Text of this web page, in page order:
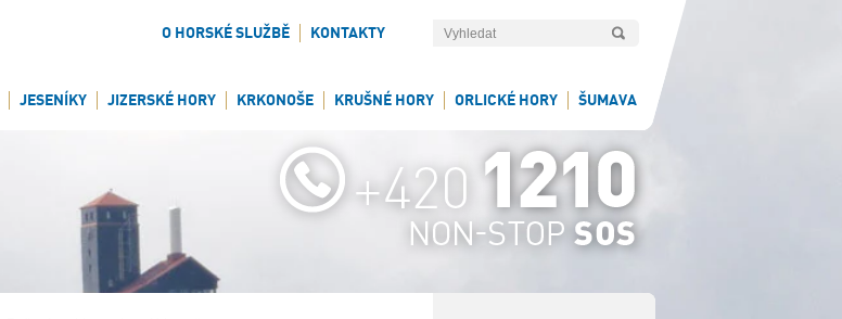
O HORSKÉ SLUŽBĚ KONTAKTY
JESENÍKY JIZERSKÉ HORY KRKONOŠE KRUŠNÉ HORY ORLICKÉ HORY ŠUMAVA